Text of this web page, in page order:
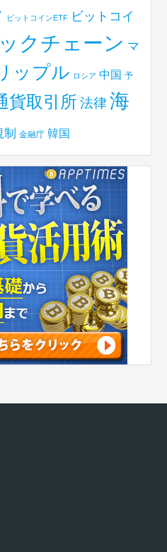
ビットコインETF ビットコイ
クチェーン マ
ップル ロシア 中国 予
貨取引所 法律 海
制 金融庁 韓国